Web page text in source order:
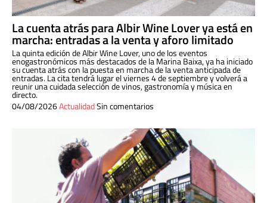
La cuenta atrás para Albir Wine Lover ya está en
marcha: entradas a la venta y aforo limitado
La quinta edición de Albir Wine Lover, uno de los eventos
enogastronómicos más destacados de la Marina Baixa, ya ha iniciado
su cuenta atrás con la puesta en marcha de la venta anticipada de
entradas. La cita tendrá lugar el viernes 4 de septiembre y volverá a
reunir una cuidada selección de vinos, gastronomía y música en
directo.
04/08/2026ActualidadSin comentarios